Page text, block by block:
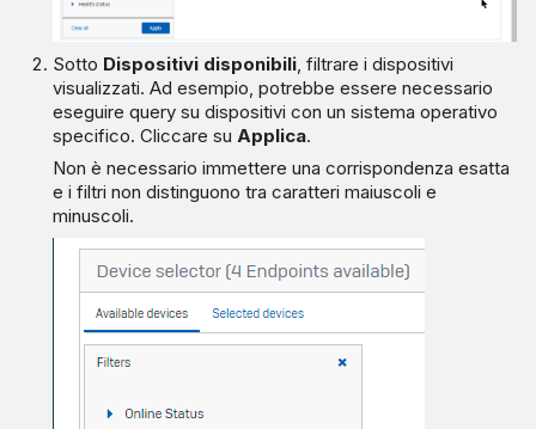
Sotto Dispositivi disponibili, filtrare i dispositivi
visualizzati. Ad esempio, potrebbe essere necessario
eseguire query su dispositivi con un sistema operativo
specifico. Cliccare suApplica.
Non è necessario immettere una corrispondenza esatta
e i filtri non distinguono tra caratteri maiuscoli e
minuscoli.